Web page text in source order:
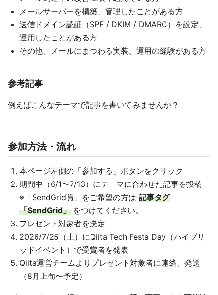
メールサーバーを構築、管理したことがある方
送信ドメイン認証（SPF / DKIM / DMARC）を設定、
運用したことがある方
その他、メールにまつわる実装、運用の経験がある方
参考記事
例えばこんなテーマで記事を書いてみませんか？
参加方法・流れ
本ページ左側の「参加する」ボタンをクリック
期間中（6/1〜7/13）にテーマに合わせた記事を投稿
※「SendGrid賞」をご希望の方は 記事タグ
「SendGrid」 をつけてください。
プレゼント対象者を決定
2026/7/25（土）にQiita Tech Festa Day（ハイブリ
ッドイベント）で受賞者を発表
Qiita運営チームよりプレゼント対象者に連絡、発送
（8月上旬〜予定）